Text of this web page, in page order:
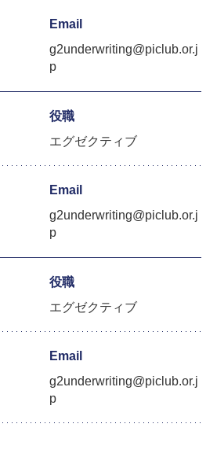
Email
g2underwriting@piclub.or.j
p
役職
エグゼクティブ
Email
g2underwriting@piclub.or.j
p
役職
エグゼクティブ
Email
g2underwriting@piclub.or.j
p